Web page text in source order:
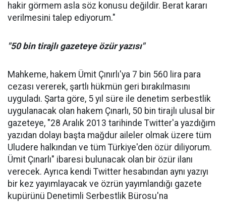
hakir görmem asla söz konusu değildir. Berat kararı
verilmesini talep ediyorum."
"50 bin tirajlı gazeteye özür yazısı"
Mahkeme, hakem Ümit Çınırlı'ya 7 bin 560 lira para
cezası vererek, şartlı hükmün geri bırakılmasını
uyguladı. Şarta göre, 5 yıl süre ile denetim serbestlik
uygulanacak olan hakem Çınarlı, 50 bin tirajlı ulusal bir
gazeteye, "28 Aralık 2013 tarihinde Twitter'a yazdığım
yazıdan dolayı başta mağdur aileler olmak üzere tüm
Uludere halkından ve tüm Türkiye'den özür diliyorum.
Ümit Çınarlı" ibaresi bulunacak olan bir özür ilanı
verecek. Ayrıca kendi Twitter hesabından aynı yazıyı
bir kez yayımlayacak ve özrün yayımlandığı gazete
kupürünü Denetimli Serbestlik Bürosu'na